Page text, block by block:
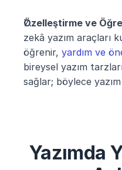
Özelleştirme ve
zekâ yazım araçları
öğrenir, yardım ve
bireysel yazım
sağlar; böylece
Yazımda